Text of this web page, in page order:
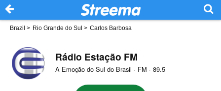
Brazil > Rio Grande do Sul > Carlos Barbosa
Rádio Estação FM
A Emoção do Sul do Brasil · FM · 89.5